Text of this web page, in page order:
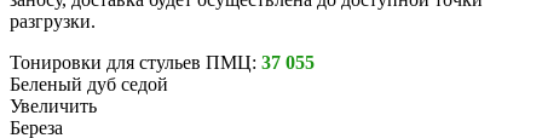
разгрузки.
Тонировки для стульев ПМЦ: 37 055
Беленый дуб седой
Увеличить
Береза